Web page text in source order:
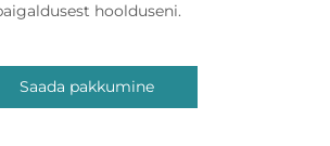
hoolduseni.
Saada pakkumine